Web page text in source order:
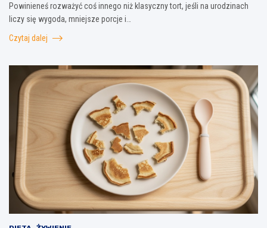
Powinieneś rozważyć coś innego niż klasyczny tort, jeśli na urodzinach
liczy się wygoda, mniejsze porcje i…
Czytaj dalej